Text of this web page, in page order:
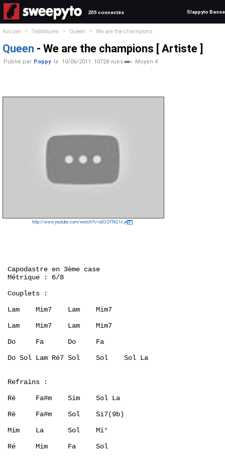
205 connectés Slappyto Basse
Accueil > Tablatures > Queen > We are the champions
Queen - We are the champions [ Artiste ]
Publié par Poppy le 10/06/2011 10728 vues Moyen 4
http://www.youtube.com/watch?v=xdCrZfTkG1c
Capodastre en 3ème case
Métrique : 6/8
Couplets :
Lam    Mim7    Lam    Mim7
Lam    Mim7    Lam    Mim7
Do     Fa      Do     Fa
Do Sol Lam Ré7 Sol    Sol    Sol La
Refrains :
Ré     Fa#m    Sim    Sol La
Ré     Fa#m    Sol    Si7(9b)
Mim    La      Sol    Mi°
Ré     Mim     Fa     Sol